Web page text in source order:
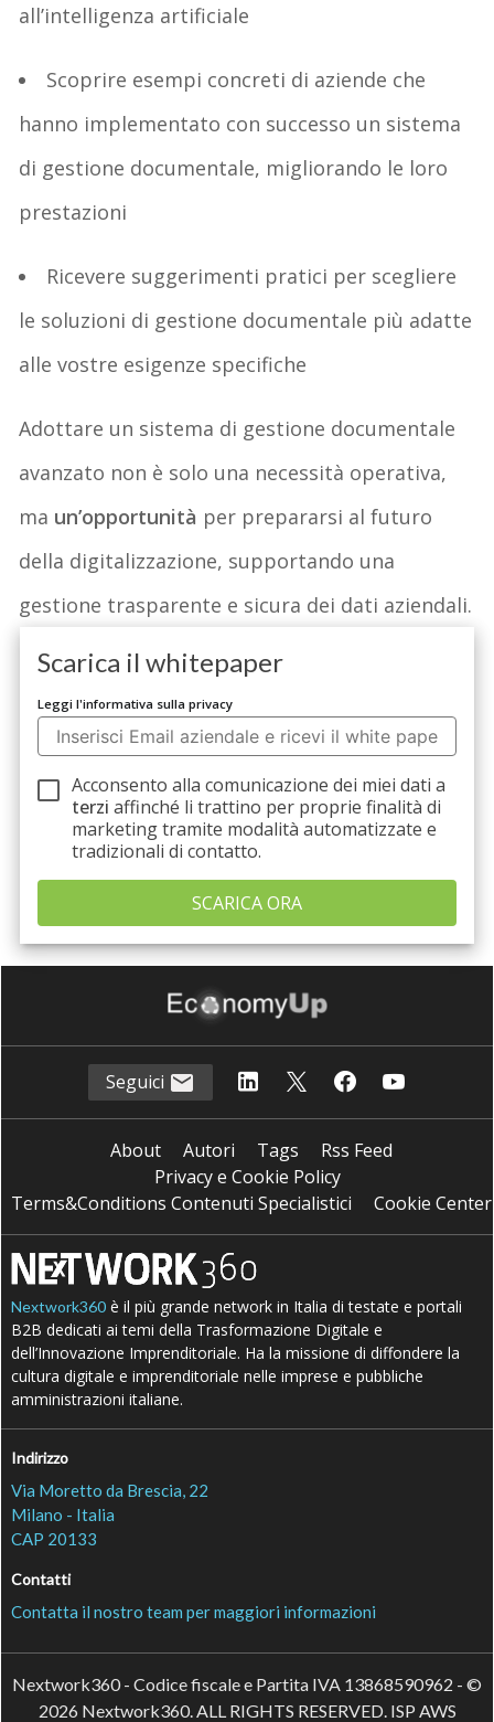
all’intelligenza artificiale
Scoprire esempi concreti di aziende che
hanno implementato con successo un sistema
di gestione documentale, migliorando le loro
prestazioni
Ricevere suggerimenti pratici per scegliere
le soluzioni di gestione documentale più adatte
alle vostre esigenze specifiche
Adottare un sistema di gestione documentale
avanzato non è solo una necessità operativa,
ma un’opportunità per prepararsi al futuro
della digitalizzazione, supportando una
gestione trasparente e sicura dei dati aziendali.
Scarica il whitepaper
Leggi l'informativa sulla privacy
Acconsento alla comunicazione dei miei dati a
terzi affinché li trattino per proprie finalità di
marketing tramite modalità automatizzate e
tradizionali di contatto.
Seguici
About Autori Tags
Rss Feed
Privacy e Cookie Policy
Terms&Conditions Contenuti Specialistici
Cookie Center
Nextwork360 è il più grande network in Italia di testate e portali
B2B dedicati ai temi della Trasformazione Digitale e
dell’Innovazione Imprenditoriale. Ha la missione di diffondere la
cultura digitale e imprenditoriale nelle imprese e pubbliche
amministrazioni italiane.
Indirizzo
Via Moretto da Brescia, 22
Milano - Italia
CAP 20133
Contatti
Contatta il nostro team per maggiori informazioni
Nextwork360 - Codice fiscale e Partita IVA 13868590962 - ©
2026 Nextwork360. ALL RIGHTS RESERVED. ISP AWS